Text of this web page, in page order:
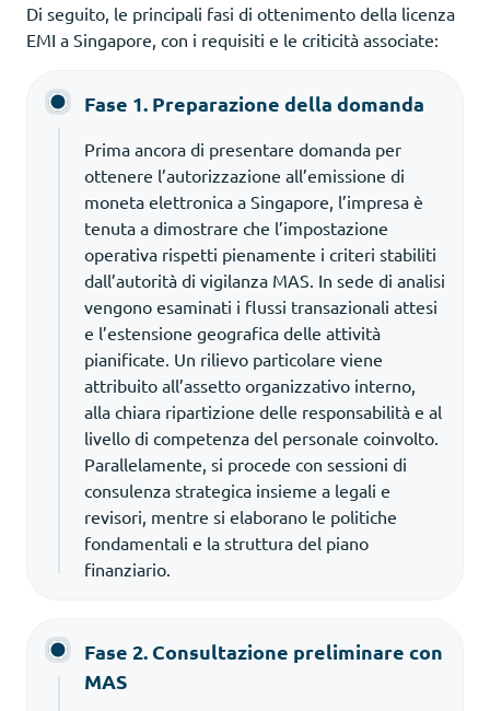
Di seguito, le principali fasi di ottenimento della licenza
EMI a Singapore, con i requisiti e le criticità associate:
Fase 1. Preparazione della domanda
Prima ancora di presentare domanda per
ottenere l’autorizzazione all’emissione di
moneta elettronica a Singapore, l’impresa è
tenuta a dimostrare che l’impostazione
operativa rispetti pienamente i criteri stabiliti
dall’autorità di vigilanza MAS. In sede di analisi
vengono esaminati i flussi transazionali attesi
e l’estensione geografica delle attività
pianificate. Un rilievo particolare viene
attribuito all’assetto organizzativo interno,
alla chiara ripartizione delle responsabilità e al
livello di competenza del personale coinvolto.
Parallelamente, si procede con sessioni di
consulenza strategica insieme a legali e
revisori, mentre si elaborano le politiche
fondamentali e la struttura del piano
finanziario.
Fase 2. Consultazione preliminare con
MAS